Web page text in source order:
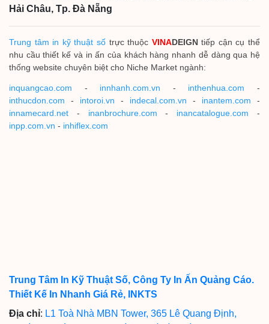
Hải Châu, Tp. Đà Nẵng
Trung tâm in kỹ thuật sốtrực thuộc VINADEIGNtiếp cận cụ thể
nhu cầu thiết kế và in ấn của khách hàng nhanh dễ dàng qua hệ
thống website chuyên biệt cho Niche Market ngành:
inquangcao.com - innhanh.com.vn - inthenhua.com -
inthucdon.com - intoroi.vn - indecal.com.vn - inantem.com -
innamecard.net - inanbrochure.com - inancatalogue.com -
inpp.com.vn - inhiflex.com
Trung Tâm In Kỹ Thuật Số, Công Ty In Ấn Quảng Cáo.
Thiết Kế In Nhanh Giá Rẻ, INKTS
Địa chỉ: L1 Toà Nhà MBN Tower, 365 Lê Quang Định,